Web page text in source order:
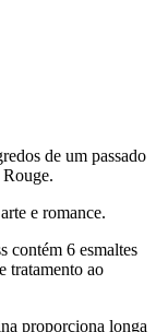
de um passado
e romance.
contém 6 esmaltes
tratamento ao
proporciona longa